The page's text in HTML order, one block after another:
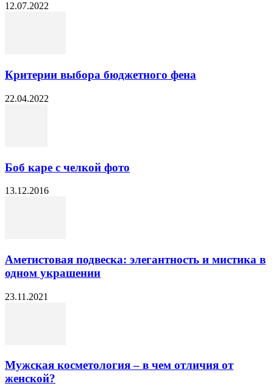
12.07.2022
Критерии выбора бюджетного фена
22.04.2022
Боб каре с челкой фото
13.12.2016
Аметистовая подвеска: элегантность и мистика в
одном украшении
23.11.2021
Мужская косметология – в чем отличия от
женской?